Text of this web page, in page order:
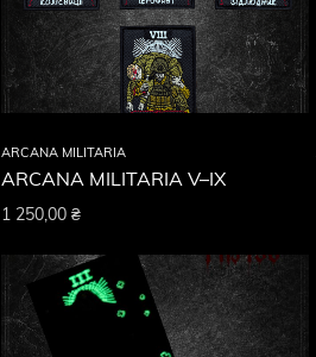
ARCANA MILITARIA
ARCANA MILITARIA V–IX
1 250,00 ₴